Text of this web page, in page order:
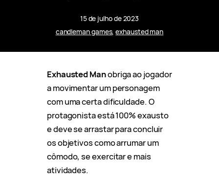
15 de julho de 2023
candleman games, exhausted man
Exhausted Manobriga ao jogador
a movimentar um personagem
com uma certa dificuldade. O
protagonista está 100% exausto
e deve se arrastar para concluir
os objetivos como arrumar um
cômodo, se exercitar e mais
atividades.